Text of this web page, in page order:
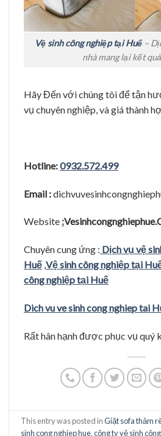
Vệ sinh công nghiệp tại Huế–
nhà mang lại kết
Hãy Đến với chúng tôi để tận
vụ chuyên nghiệp, và giá thành
Hotline:0932.572.499
Email :
Website :
Chuyên cung ứng : Dịch vụ vệ
Huế ,Vệ sinh công nghiệp tại
công nghiệp tại Huế
Dich vu ve sinh cong nghiep tai
Rất hân hạnh được phục vụ quý
This entry was posted inGiặt sofa thảm
sinh cong nghiep hue,công ty vệ sinh